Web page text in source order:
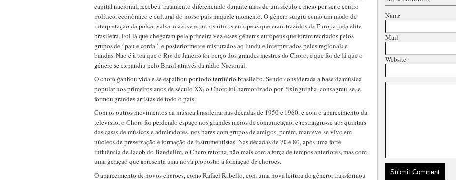
capital nacional, recebeu tratamento diferenciado durante mais de um século e meio por ser o centro
político, econômico e cultural do nosso país naquele momento. O gênero surgiu como um modo de
interpretação da polca, valsa, maxixe e outros ritmos europeus que eram trazidos da Europa pela elite
brasileira. Foi lá que chegaram pela primeira vez esses gêneros europeus que foram recriados pelos
grupos de “pau e corda”, e posteriormente misturados ao lundu e interpretados pelos regionais e
bandas. Não é à toa que o Rio de Janeiro foi berço dos grandes mestres do Choro, e que foi de lá que o
gênero se expandiu pelo Brasil através da rádio Nacional.
O choro ganhou vida e se espalhou por todo território brasileiro. Sendo considerada a base da música
popular nos primeiros anos de século XX, o Choro foi harmonizado por Pixinguinha, consagrou-se, e
formou grandes artistas de todo o país.
Com os outros movimentos da música brasileira, nas décadas de 1950 e 1960, e com o aparecimento da
televisão, o Choro foi perdendo espaço nos grandes meios de comunicação, e restringiu-se aos quintais
das casas de músicos e admiradores, nos bares com grupos de amigos, porém, manteve-se vivo em
núcleos de preservação e formação de instrumentistas. Nas décadas de 70 e 80, após uma forte
influência de Jacob do Bandolim, o Choro retorna, não mais com a força de tempos anteriores, mas com
uma geração que apresenta uma nova proposta: a formação de chorões.
O aparecimento de novos chorões, como Rafael Rabello, com uma nova leitura do gênero, transformou
Name
Mail
Website